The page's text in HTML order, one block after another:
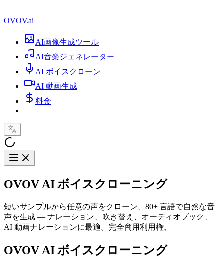
OVOV.ai
AI画像生成ツール
AI音楽ジェネレーター
AI ボイスクローン
AI 動画生成
料金
OVOV AI ボイスクローニング
短いサンプルから任意の声をクローン、80+ 言語で自然な音
声を生成 — ナレーション、吹き替え、オーディオブック、
AI 動画ナレーションに最適。完全商用利用権。
OVOV AI ボイスクローニング